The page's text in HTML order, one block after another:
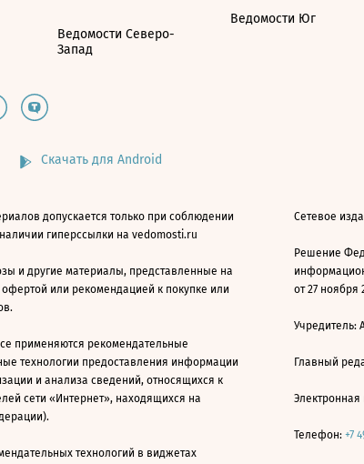
Ведомости Северо-
Запад
Ведомости Юг
Скачать для Android
допускается только при соблюдении
гиперссылки на vedomosti.ru
и другие материалы, представленные на
или рекомендацией к покупке или
применяются рекомендательные
технологии предоставления информации
и анализа сведений, относящихся к
сети «Интернет», находящихся на
технологий в виджетах
Сетевое
Решение
от 27 ноября
Учредитель:
Главный
Электронная
Телефон: +7